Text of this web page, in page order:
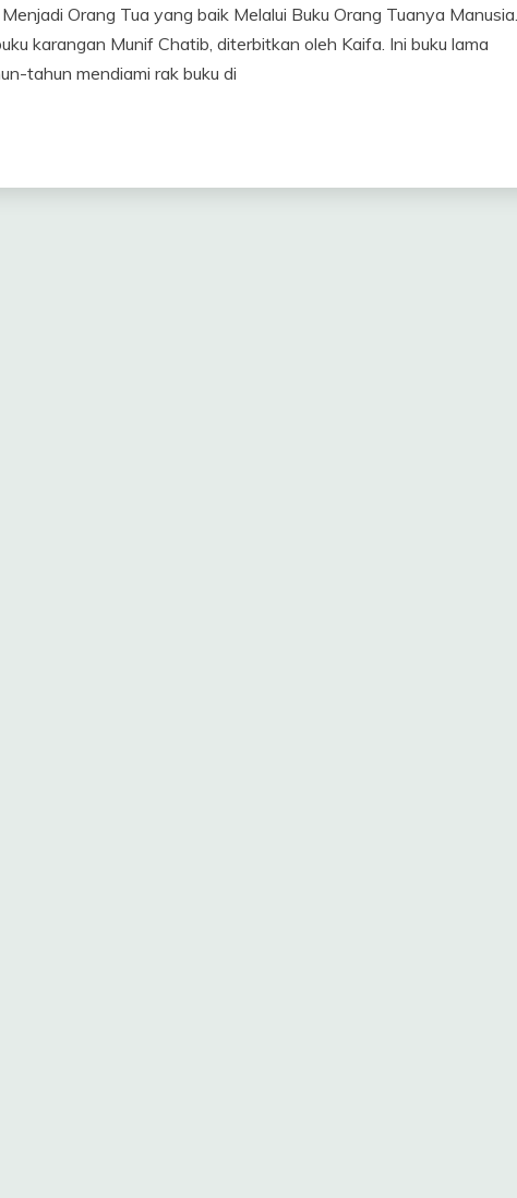
Orang Tua yang baik Melalui Buku Orang Tuanya
karangan Munif Chatib, diterbitkan oleh Kaifa. Ini buku lama
tahun mendiami rak buku di